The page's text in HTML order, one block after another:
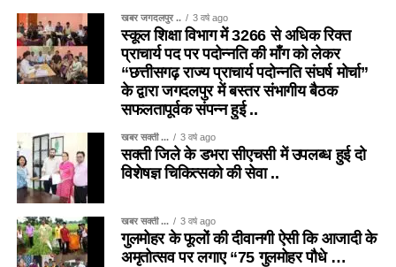
खबर जगदलपुर .. 3 वर्ष ago
स्कूल शिक्षा विभाग में 3266 से अधिक रिक्त
प्राचार्य पद पर पदोन्नति की माँग को लेकर
“छत्तीसगढ़ राज्य प्राचार्य पदोन्नति संघर्ष मोर्चा”
के द्वारा जगदलपुर में बस्तर संभागीय बैठक
सफलतापूर्वक संपन्न हुई ..
खबर सक्ती ... 3 वर्ष ago
सक्ती जिले के डभरा सीएचसी में उपलब्ध हुई दो
विशेषज्ञ चिकित्सको की सेवा ..
खबर सक्ती ... 3 वर्ष ago
गुलमोहर के फूलों की दीवानगी ऐसी कि आजादी के
अमृतोत्सव पर लगाए “75 गुलमोहर पौधे …